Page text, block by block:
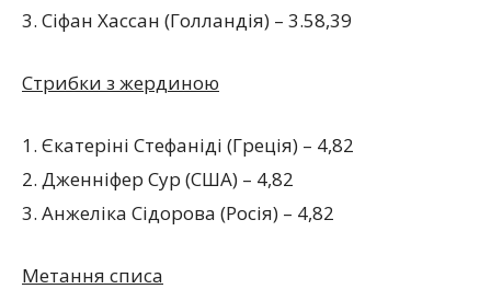
3. Сіфан Хассан (Голландія) – 3.58,39
Стрибки з жердиною
1. Єкатеріні Стефаніді (Греція) – 4,82
2. Дженніфер Сур (США) – 4,82
3. Анжеліка Сідорова (Росія) – 4,82
Метання списа